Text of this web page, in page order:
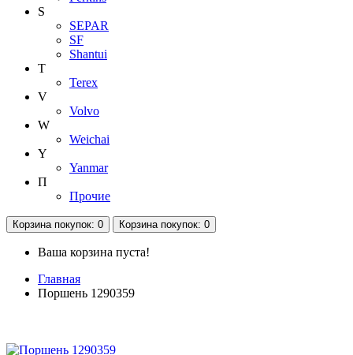
S
SEPAR
SF
Shantui
T
Terex
V
Volvo
W
Weichai
Y
Yanmar
П
Прочие
Корзинапокупок: 0 Корзинапокупок: 0
Ваша корзина пуста!
Главная
Поршень 1290359